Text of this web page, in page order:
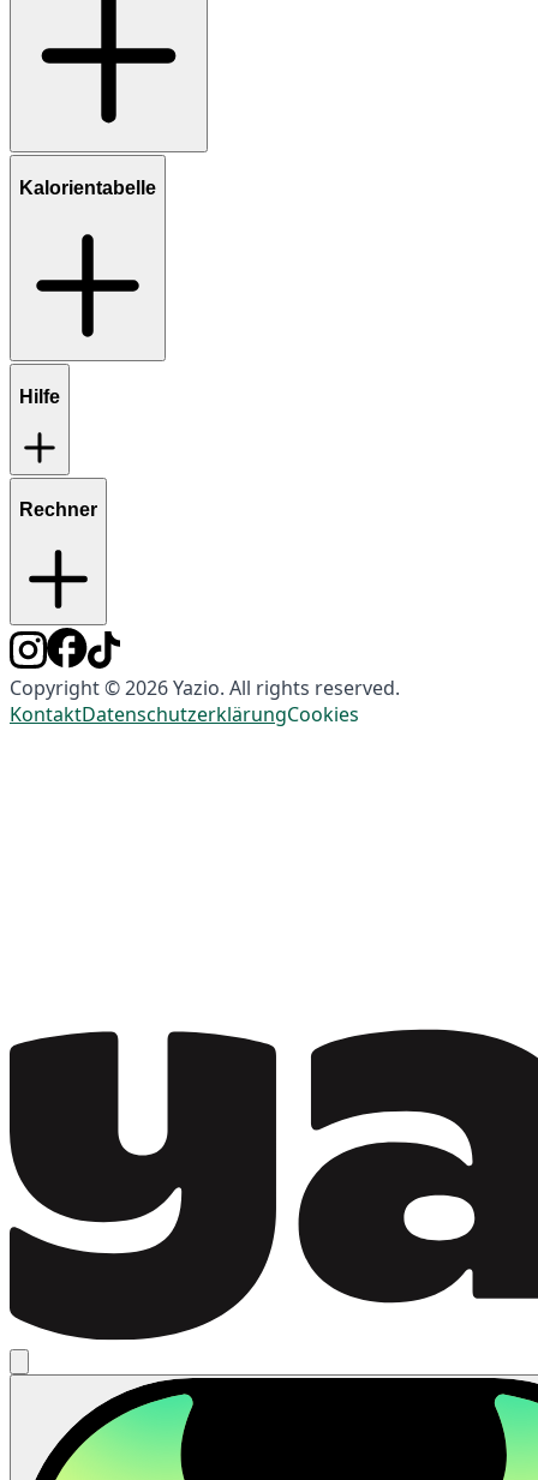
Kalorientabelle
Hilfe
Rechner
Copyright © 2026 Yazio. All rights reserved.
KontaktDatenschutzerklärungCookies